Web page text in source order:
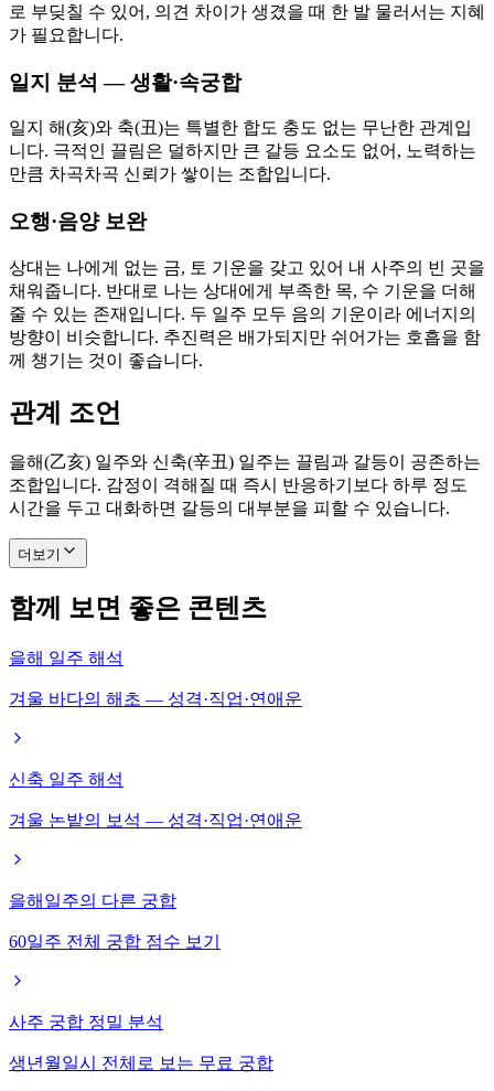
로 부딪칠 수 있어, 의견 차이가 생겼을 때 한 발 물러서는 지혜
가 필요합니다.
일지 분석 — 생활·속궁합
일지 해(亥)와 축(丑)는 특별한 합도 충도 없는 무난한 관계입
니다. 극적인 끌림은 덜하지만 큰 갈등 요소도 없어, 노력하는
만큼 차곡차곡 신뢰가 쌓이는 조합입니다.
오행·음양 보완
상대는 나에게 없는 금, 토 기운을 갖고 있어 내 사주의 빈 곳을
채워줍니다. 반대로 나는 상대에게 부족한 목, 수 기운을 더해
줄 수 있는 존재입니다. 두 일주 모두 음의 기운이라 에너지의
방향이 비슷합니다. 추진력은 배가되지만 쉬어가는 호흡을 함
께 챙기는 것이 좋습니다.
관계 조언
을해(乙亥) 일주와 신축(辛丑) 일주는 끌림과 갈등이 공존하는
조합입니다. 감정이 격해질 때 즉시 반응하기보다 하루 정도
시간을 두고 대화하면 갈등의 대부분을 피할 수 있습니다.
더보기
함께 보면 좋은 콘텐츠
을해 일주 해석
겨울 바다의 해초 — 성격·직업·연애운
신축 일주 해석
겨울 논밭의 보석 — 성격·직업·연애운
을해일주의 다른 궁합
60일주 전체 궁합 점수 보기
사주 궁합 정밀 분석
생년월일시 전체로 보는 무료 궁합